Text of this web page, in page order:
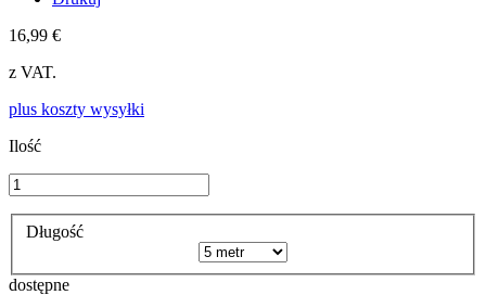
16,99 €
z VAT.
plus koszty wysyłki
Ilość
Długość
dostępne